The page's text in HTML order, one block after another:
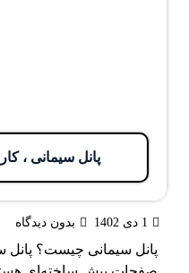
پانل سیمانی ،
1 دی 1402 بدون دیدگاه
پانل سیمانی چیست؟ پانل